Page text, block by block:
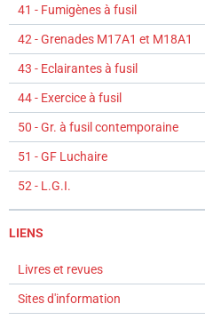
41 - Fumigènes à fusil
42 - Grenades M17A1 et M18A1
43 - Eclairantes à fusil
44 - Exercice à fusil
50 - Gr. à fusil contemporaine
51 - GF Luchaire
52 - L.G.I.
LIENS
Livres et revues
Sites d'information